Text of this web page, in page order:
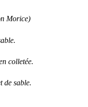
Morice)
colletée.
de sable.